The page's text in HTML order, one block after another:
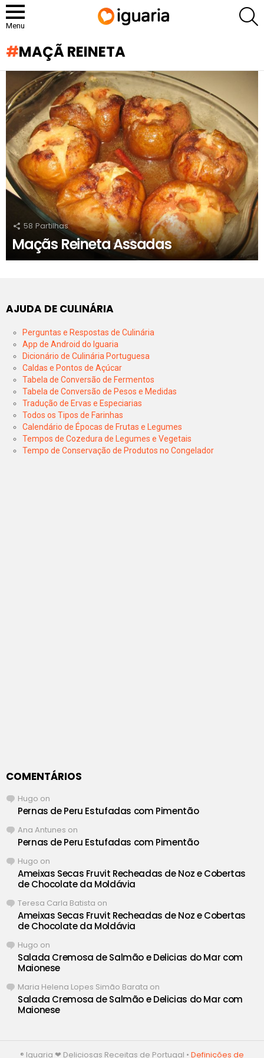
Menu
MAÇÃ REINETA
RECOMENDADOS
58 Partilhas
Maçãs Reineta Assadas
AJUDA DE CULINÁRIA
Perguntas e Respostas de Culinária
App de Android do Iguaria
Dicionário de Culinária Portuguesa
Caldas e Pontos de Açúcar
Tabela de Conversão de Fermentos
Tabela de Conversão de Pesos e Medidas
Tradução de Ervas e Especiarias
Todos os Tipos de Farinhas
Calendário de Épocas de Frutas e Legumes
Tempos de Cozedura de Legumes e Vegetais
Tempo de Conservação de Produtos no Congelador
COMENTÁRIOS
Hugo on
Pernas de Peru Estufadas com Pimentão
Ana Antunes on
Pernas de Peru Estufadas com Pimentão
Hugo on
Ameixas Secas Fruvit Recheadas de Noz e Cobertas
de Chocolate da Moldávia
Teresa Carla Batista on
Ameixas Secas Fruvit Recheadas de Noz e Cobertas
de Chocolate da Moldávia
Hugo on
Salada Cremosa de Salmão e Delicias do Mar com
Maionese
Maria Helena Lopes Simão Barata on
Salada Cremosa de Salmão e Delicias do Mar com
Maionese
® Iguaria ❤ Deliciosas Receitas de Portugal • Definições de